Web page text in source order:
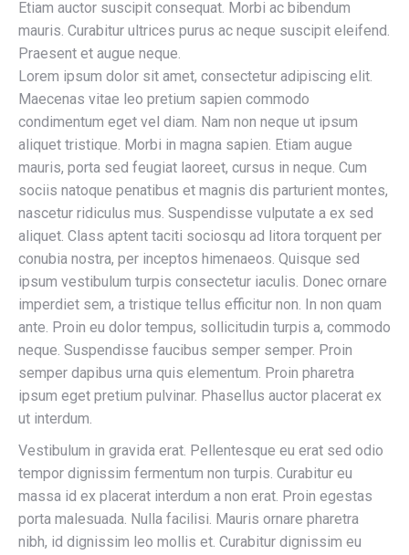
Etiam auctor suscipit consequat. Morbi ac bibendum
mauris. Curabitur ultrices purus ac neque suscipit eleifend.
Praesent et augue neque.
Lorem ipsum dolor sit amet, consectetur adipiscing elit.
Maecenas vitae leo pretium sapien commodo
condimentum eget vel diam. Nam non neque ut ipsum
aliquet tristique. Morbi in magna sapien. Etiam augue
mauris, porta sed feugiat laoreet, cursus in neque. Cum
sociis natoque penatibus et magnis dis parturient montes,
nascetur ridiculus mus. Suspendisse vulputate a ex sed
aliquet. Class aptent taciti sociosqu ad litora torquent per
conubia nostra, per inceptos himenaeos. Quisque sed
ipsum vestibulum turpis consectetur iaculis. Donec ornare
imperdiet sem, a tristique tellus efficitur non. In non quam
ante. Proin eu dolor tempus, sollicitudin turpis a, commodo
neque. Suspendisse faucibus semper semper. Proin
semper dapibus urna quis elementum. Proin pharetra
ipsum eget pretium pulvinar. Phasellus auctor placerat ex
ut interdum.
Vestibulum in gravida erat. Pellentesque eu erat sed odio
tempor dignissim fermentum non turpis. Curabitur eu
massa id ex placerat interdum a non erat. Proin egestas
porta malesuada. Nulla facilisi. Mauris ornare pharetra
nibh, id dignissim leo mollis et. Curabitur dignissim eu